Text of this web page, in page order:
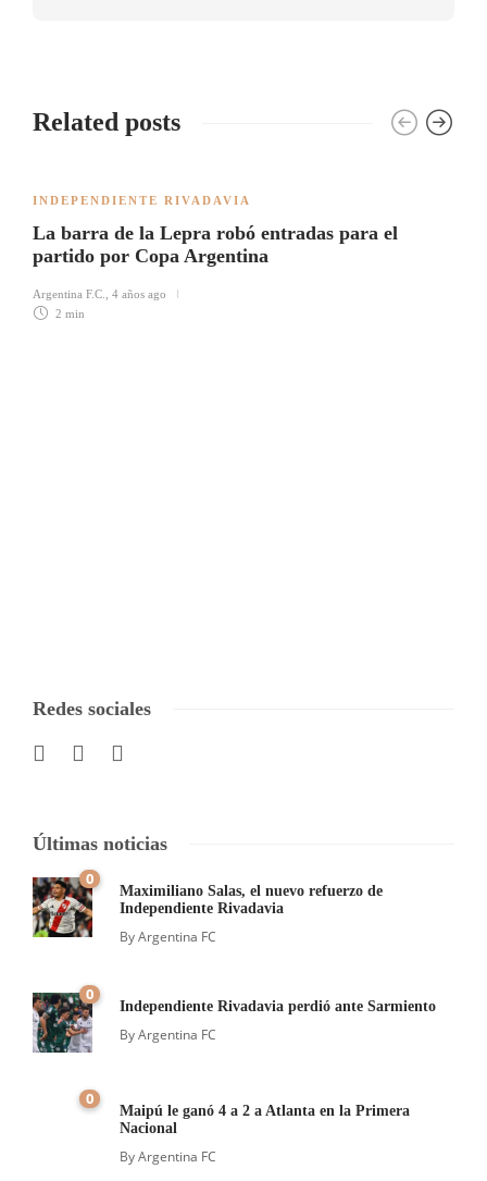
Related posts
INDEPENDIENTE RIVADAVIA
La barra de la Lepra robó entradas para el
partido por Copa Argentina
Argentina F.C.
4 años ago
2 min
Redes sociales
Últimas noticias
0
Maximiliano Salas, el nuevo refuerzo de
Independiente Rivadavia
ByArgentina FC
0
Independiente Rivadavia perdió ante Sarmiento
ByArgentina FC
0
Maipú le ganó 4 a 2 a Atlanta en la Primera
Nacional
ByArgentina FC